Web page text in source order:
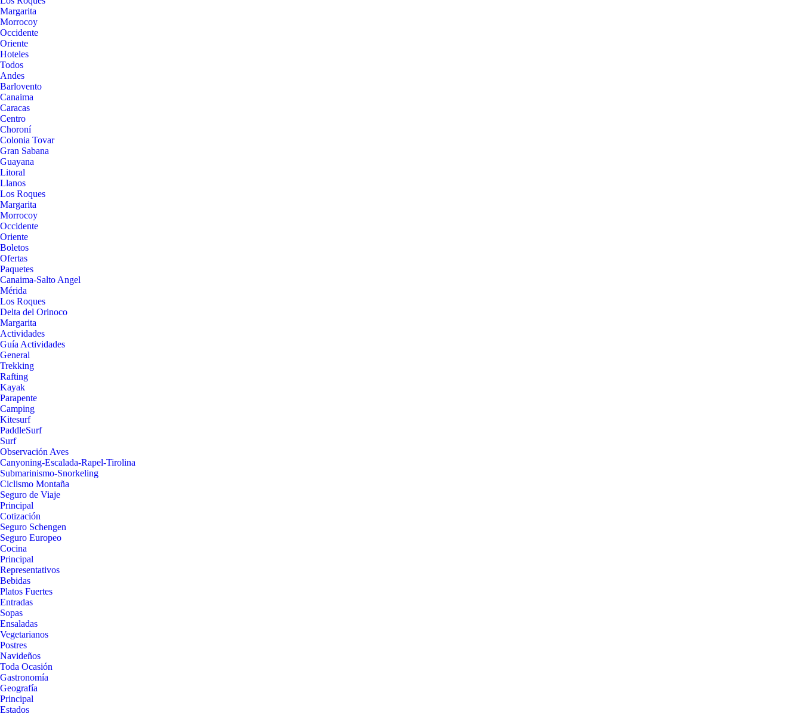
Margarita
Morrocoy
Occidente
Oriente
Hoteles
Todos
Andes
Barlovento
Canaima
Caracas
Centro
Choroní
Colonia Tovar
Gran Sabana
Guayana
Litoral
Llanos
Los Roques
Margarita
Morrocoy
Occidente
Oriente
Boletos
Ofertas
Paquetes
Canaima-Salto Angel
Mérida
Los Roques
Delta del Orinoco
Margarita
Actividades
Guía Actividades
General
Trekking
Rafting
Kayak
Parapente
Camping
Kitesurf
PaddleSurf
Surf
Observación Aves
Canyoning-Escalada-Rapel-Tirolina
Submarinismo-Snorkeling
Ciclismo Montaña
Seguro de Viaje
Principal
Cotización
Seguro Schengen
Seguro Europeo
Cocina
Principal
Representativos
Bebidas
Platos Fuertes
Entradas
Sopas
Ensaladas
Vegetarianos
Postres
Navideños
Toda Ocasión
Gastronomía
Geografía
Principal
Estados